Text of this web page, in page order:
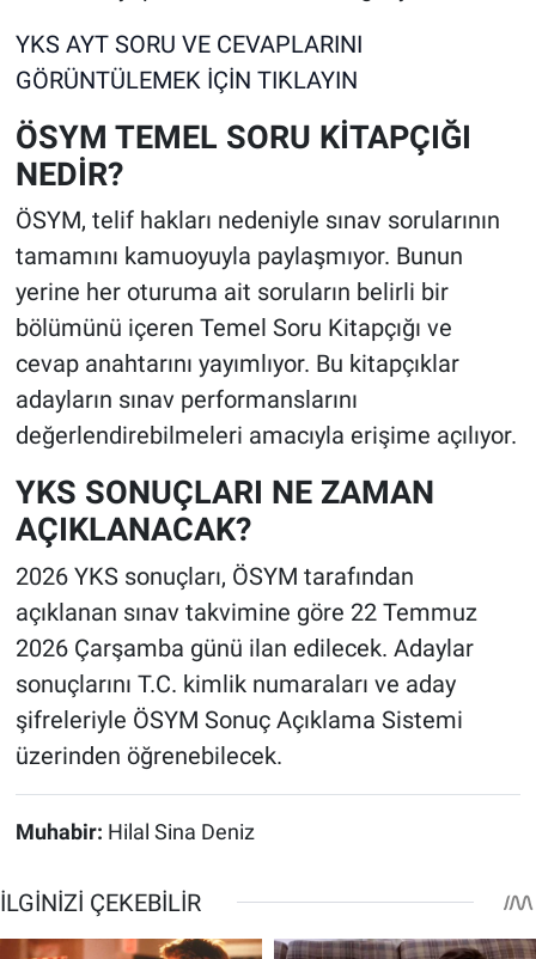
YKS AYT SORU VE CEVAPLARINI
GÖRÜNTÜLEMEK İÇİN TIKLAYIN
ÖSYM TEMEL SORU KİTAPÇIĞI
NEDİR?
ÖSYM, telif hakları nedeniyle sınav sorularının
tamamını kamuoyuyla paylaşmıyor. Bunun
yerine her oturuma ait soruların belirli bir
bölümünü içeren Temel Soru Kitapçığı ve
cevap anahtarını yayımlıyor. Bu kitapçıklar
adayların sınav performanslarını
değerlendirebilmeleri amacıyla erişime açılıyor.
YKS SONUÇLARI NE ZAMAN
AÇIKLANACAK?
2026 YKS sonuçları, ÖSYM tarafından
açıklanan sınav takvimine göre 22 Temmuz
2026 Çarşamba günü ilan edilecek. Adaylar
sonuçlarını T.C. kimlik numaraları ve aday
şifreleriyle ÖSYM Sonuç Açıklama Sistemi
üzerinden öğrenebilecek.
Muhabir: Hilal Sina Deniz